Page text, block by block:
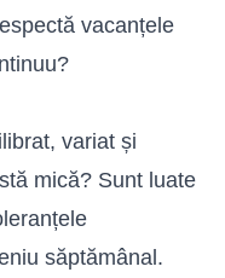
vacanțele
variat și
mică? Sunt luate
săptămânal.